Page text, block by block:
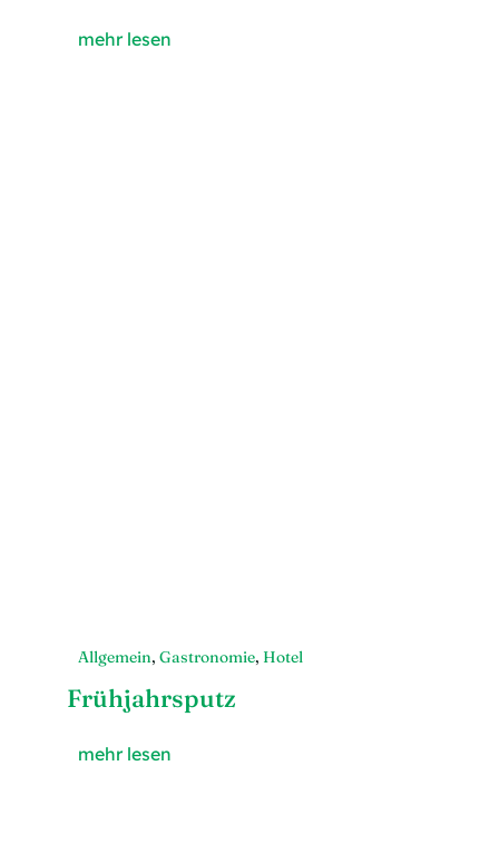
mehr lesen
Allgemein, Gastronomie, Hotel
Frühjahrsputz
mehr lesen